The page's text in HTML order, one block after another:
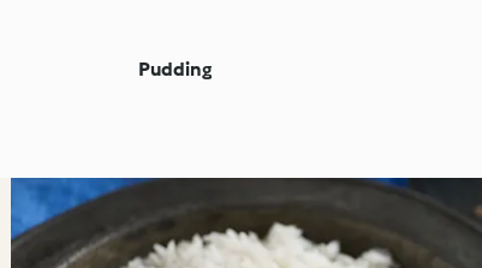
Pudding